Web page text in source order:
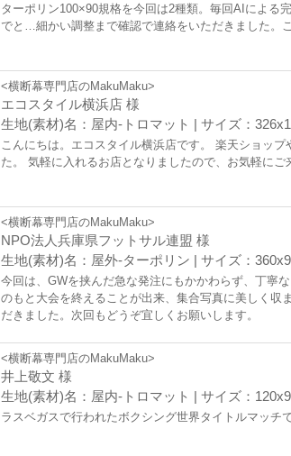
ターポリン100×90規格を今回は2種類。毎回AIによる
でと…細かい調整まで確認で連絡をいただきました。
<横断幕専門店のMakuMaku>
エコスタイル横浜店 様
生地(素材)名：屋内-トロマット | サイズ：
こんにちは。エコスタイル横浜店です。 楽天ショッ
た。 気軽に入れるお店となりましたので、お気軽にご
<横断幕専門店のMakuMaku>
NPO法人兵庫県フットサル連盟 様
生地(素材)名：屋外-ターポリン | サイズ：
今回は、GWを挟んだ急な発注にもかかわらず、丁寧
のもと大会を終えることが出来、集合写真に美しく収
だきました。次回もどうぞ宜しくお願いします。
<横断幕専門店のMakuMaku>
井上敬文 様
生地(素材)名：屋内-トロマット | サイズ：
ラスベガスで行われたボクシング世界タイトルマッチ